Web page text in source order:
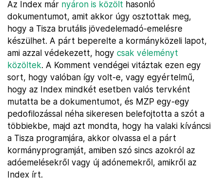
Az Index már nyáron is közölt hasonló
dokumentumot, amit akkor úgy osztottak meg,
hogy a Tisza brutális jövedelemadó-emelésre
készülhet. A párt beperelte a kormányközeli lapot,
ami azzal védekezett, hogy csak véleményt
közöltek. A Komment vendégei vitáztak ezen egy
sort, hogy valóban így volt-e, vagy egyértelmű,
hogy az Index mindkét esetben valós tervként
mutatta be a dokumentumot, és MZP egy-egy
pedofilozással néha sikeresen belefojtotta a szót a
többiekbe, majd azt mondta, hogy ha valaki kíváncsi
a Tisza programjára, akkor olvassa el a párt
kormányprogramját, amiben szó sincs azokról az
adóemelésekről vagy új adónemekről, amikről az
Index írt.